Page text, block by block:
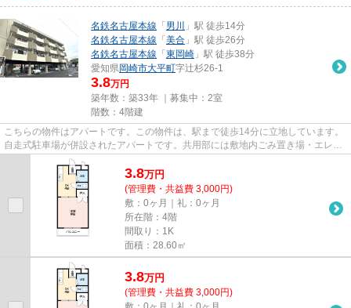
名鉄名古屋本線 「 男川
」駅 徒歩14分
名鉄名古屋本線 「 美合 」駅 徒歩26分
名鉄名古屋本線 「 東岡崎 」駅 徒歩38分
愛知県岡崎市大平町字辻杉26-1
3.8万円
築年数：築33年 ｜募集中： 2室
階数：4階建
こちらの物件はアパートです。この物件は、駅まで徒歩14分に立地しています。
自走式駐車場が併設されたアパートです。共用部には敷地内ごみ置き場・エレベ
ータなどが備わっておりとて...
3.8万円
(管理費・共益費 3,000円)
敷：0ヶ月｜礼：0ヶ月
所在階：4階
間取り：1K
面積：28.60㎡
3.8万円
(管理費・共益費 3,000円)